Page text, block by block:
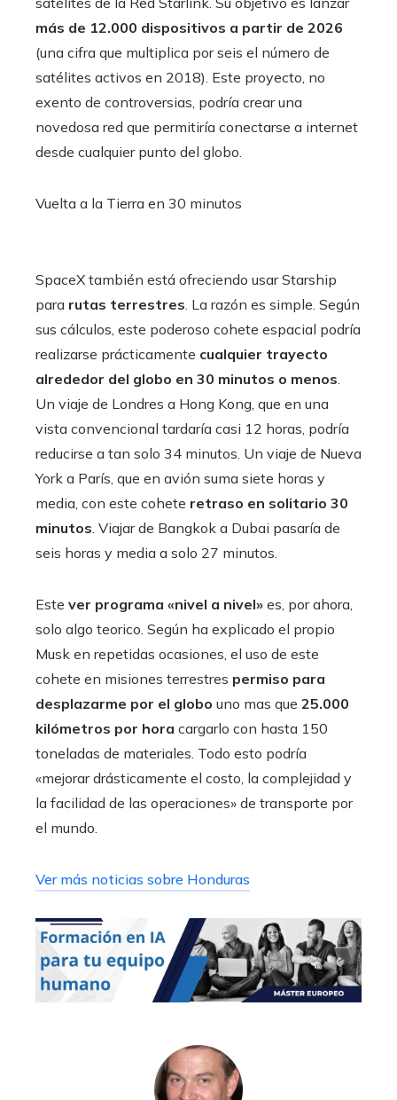
más de 12.000 dispositivos a partir de 2026
(una cifra que multiplica por seis el número de
satélites activos en 2018). Este proyecto, no
exento de controversias, podría crear una
novedosa red que permitiría conectarse a internet
desde cualquier punto del globo.
Vuelta a la Tierra en 30 minutos
SpaceX también está ofreciendo usar Starship
para rutas terrestres . La razón es simple. Según
sus cálculos, este poderoso cohete espacial podría
realizarse prácticamente cualquier trayecto
alrededor del globo en 30 minutos o menos
Un viaje de Londres a Hong Kong, que en una
vista convencional tardaría casi 12 horas, podría
reducirse a tan solo 34 minutos. Un viaje de Nueva
York a París, que en avión suma siete horas y
media, con este cohete retraso en solitario 30
minutos . Viajar de Bangkok a Dubai pasaría de
seis horas y media a solo 27 minutos.
Este ver programa «nivel a nivel» es, por ahora,
solo algo teorico. Según ha explicado el propio
Musk en repetidas ocasiones, el uso de este
cohete en misiones terrestres permiso para
desplazarme por el globo uno mas que 25.000
kilómetros por hora cargarlo con hasta 150
toneladas de materiales. Todo esto podría
«mejorar drásticamente el costo, la complejidad y
la facilidad de las operaciones» de transporte por
el mundo.
Ver más noticias sobre Honduras